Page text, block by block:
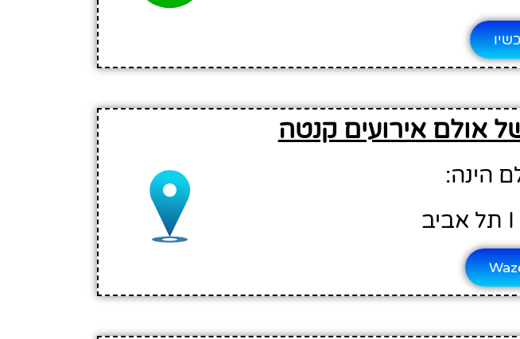
אולם אירועים קנטה
הינה: